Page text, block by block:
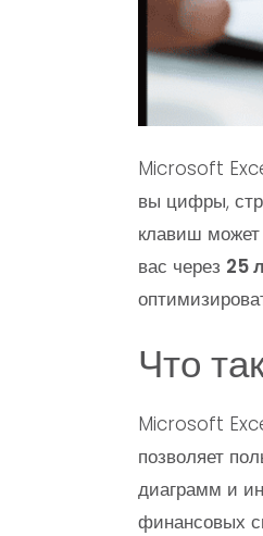
Microsoft
вы цифры,
клавиш может
вас через 25
Что
Microsoft
позволяет
диаграмм и
финансовых